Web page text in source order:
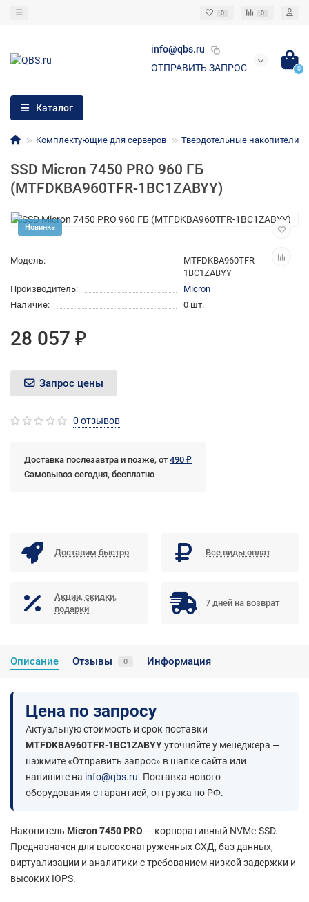
0 0
info@qbs.ru
ОТПРАВИТЬ ЗАПРОС
0
Каталог
Комплектующие для серверов Твердотельные накопители
SSD Micron 7450 PRO 960 ГБ
(MTFDKBA960TFR-1BC1ZABYY)
Новинка
Модель:
MTFDKBA960TFR-
1BC1ZABYY
Производитель:
Micron
Наличие:
0 шт.
28 057 ₽
Запрос цены
0 отзывов
Доставка послезавтра и позже, от490 ₽
Самовывоз сегодня, бесплатно
Доставим быстро Все виды оплат
Акции, скидки,
подарки
7 дней на возврат
Описание Отзывы 0 Информация
Цена по запросу
Актуальную стоимость и срок поставки
MTFDKBA960TFR-1BC1ZABYYуточняйте у менеджера —
нажмите «Отправить запрос» в шапке сайта или
напишите на info@qbs.ru. Поставка нового
оборудования с гарантией, отгрузка по РФ.
Накопитель Micron 7450 PRO — корпоративный NVMe-SSD.
Предназначен для высоконагруженных СХД, баз данных,
виртуализации и аналитики с требованием низкой задержки и
высоких IOPS.